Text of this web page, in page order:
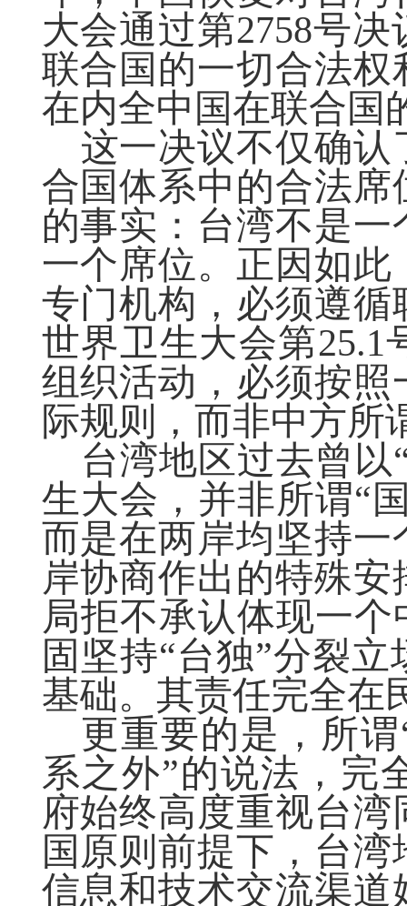
大会通过第2758号
联合国的一切合法
在内全中国在联合国
这一决议不仅确
合国体系中的合法
的事实：台湾不是
一个席位。正因如
专门机构，必须遵循
世界卫生大会第25.1
组织活动，必须按
际规则，而非中方所
台湾地区过去曾以
生大会，并非所谓“
而是在两岸均坚持
岸协商作出的特殊安
局拒不承认体现一
固坚持“台独”分裂
基础。其责任完全在
更重要的是，所谓
系之外”的说法，完
府始终高度重视台
国原则前提下，台
信息和技术交流渠